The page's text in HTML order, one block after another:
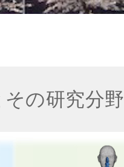
の研究分野